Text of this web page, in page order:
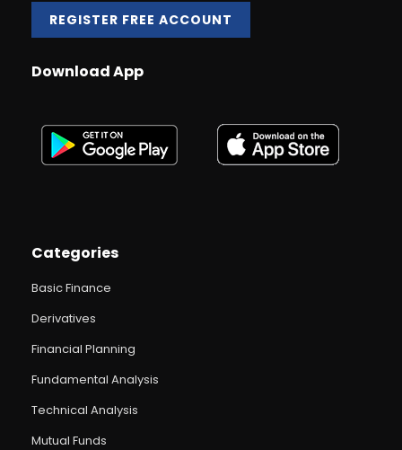
REGISTER FREE ACCOUNT
Download App
Categories
Basic Finance
Derivatives
Financial Planning
Fundamental Analysis
Technical Analysis
Mutual Funds